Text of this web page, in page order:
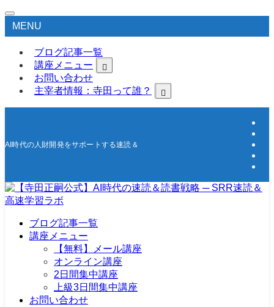
MENU
ブログ記事一覧
講座メニュー
お問い合わせ
主宰者情報：寺田って誰？
AI時代の人財開発をサポートする速読＆高速学習の研究所
ブログ記事一覧
講座メニュー
【無料】メール講座
オンライン講座
2日間集中講座
上級3日間集中講座
お問い合わせ